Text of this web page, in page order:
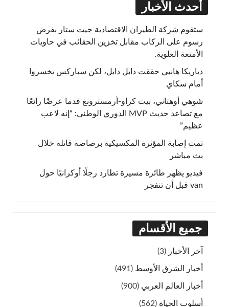
أحدث الأخبار
ستقوم شركة الطيران الاقتصادية جيت ستار بفرض
رسوم على الركاب مقابل تخزين الحقائب في حاويات
الأمتعة العلوية.
دياريكا هانبي حققت دابل دابل، لكن سباركس يخسروا
أمام سكاي
شوهي أوهتاني، بيت كراو-أرمسترونغ قدما عرضًا رائعًا
مع تصاعد حديث MVP الدوري الوطني: “إنه لاعب
عظيم”
تمت إصابة المؤثرة المكسيكية برصاصة قاتلة خلال
بث مباشر
فيديو يظهر طائرة مسيرة تطارد رجلًا أوكرانيًا حول
van قبل أن تنفجر
جميع الأقسام
آخر الأخبار (3)
أخبار الشرق الأوسط (491)
أخبار العالم العربي (900)
أسلوب الحياة (562)